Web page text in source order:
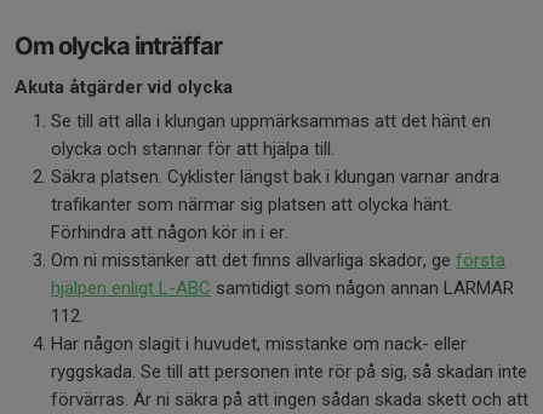
Om olycka inträffar
Akuta åtgärder vid olycka
Se till att alla i klungan uppmärksammas att det hänt en
olycka och stannar för att hjälpa till.
Säkra platsen. Cyklister längst bak i klungan varnar andra
trafikanter som närmar sig platsen att olycka hänt.
Förhindra att någon kör in i er.
Om ni misstänker att det finns allvarliga skador, ge första
hjälpen enligt L-ABC samtidigt som någon annan LARMAR
112.
Har någon slagit i huvudet, misstanke om nack- eller
ryggskada. Se till att personen inte rör på sig, så skadan inte
förvärras. Är ni säkra på att ingen sådan skada skett och att